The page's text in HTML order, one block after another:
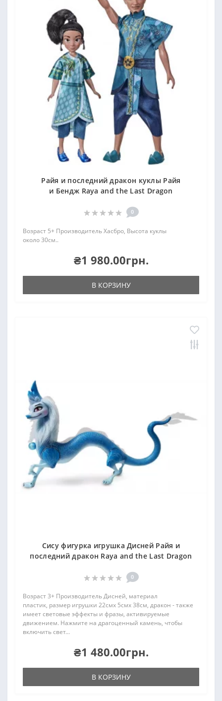
Райя и последний дракон куклы Райя
и Бендж Raya and the Last Dragon
0
Возраст 5+ Производитель Хасбро, Высота куклы
около 30см..
₴1 980.00грн.
В КОРЗИНУ
Сису фигурка игрушка Дисней Райя и
последний дракон Raya and the Last Dragon
0
Возраст 3+ Производитель Дисней, материал
пластик, размер игрушки 22смx 5смx 38см, дракон - также
имеет световые эффекты и фразы, активируемые
движением. Нажмите на драгоценный камень, чтобы
включить свет...
₴1 480.00грн.
В КОРЗИНУ